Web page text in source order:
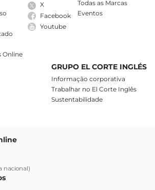
Online
X
Facebook
Youtube
Todas as Marcas
Eventos
GRUPO EL CORTE INGLÉS
Informação corporativa
Trabalhar no El Corte Inglês
Sustentabilidade
nacional)